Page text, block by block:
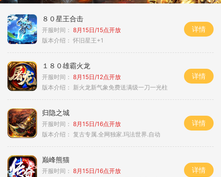
８０星王合击
开服时间： 8月15日/15点开放
版本介绍： 怀旧星王+1
详情
１８０雄霸火龙
开服时间： 8月15日/12点开放
版本介绍： 新火龙新气象免费送满级一刀一光柱
详情
归隐之城
开服时间： 8月15日/16点开放
版本介绍： 复古专属.全网独家.玛法世界.自动
详情
巅峰熊猫
开服时间： 8月15日/16点开放
详情